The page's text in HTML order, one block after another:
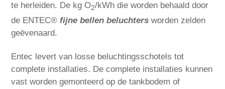
te herleiden. De kg O2/kWh die worden behaald door
de ENTEC® fijne bellen beluchtersworden zelden
geëvenaard.
Entec levert van losse beluchtingsschotels tot
complete installaties. De complete installaties kunnen
vast worden gemonteerd op de tankbodem of